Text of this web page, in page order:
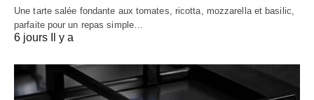
Une tarte salée fondante aux tomates, ricotta, mozzarella et basilic,
parfaite pour un repas simple…
6 jours Il y a